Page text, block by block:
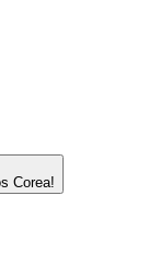
Corea!